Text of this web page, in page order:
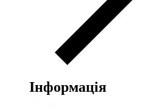
Інформація